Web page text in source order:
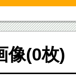
像(0枚)